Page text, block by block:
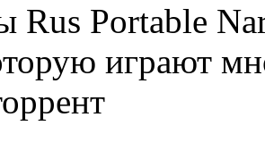
Rus Portable
играют